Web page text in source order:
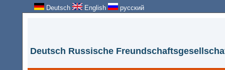
Deutsch English русский
Deutsch Russische